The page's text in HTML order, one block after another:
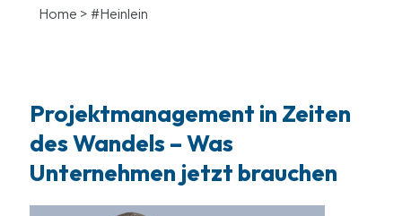
Home > #Heinlein
Projektmanagement in Zeiten
des Wandels – Was
Unternehmen jetzt brauchen